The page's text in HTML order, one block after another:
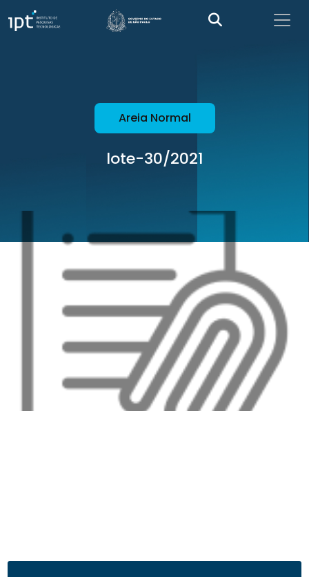
Areia Normal
lote-30/2021